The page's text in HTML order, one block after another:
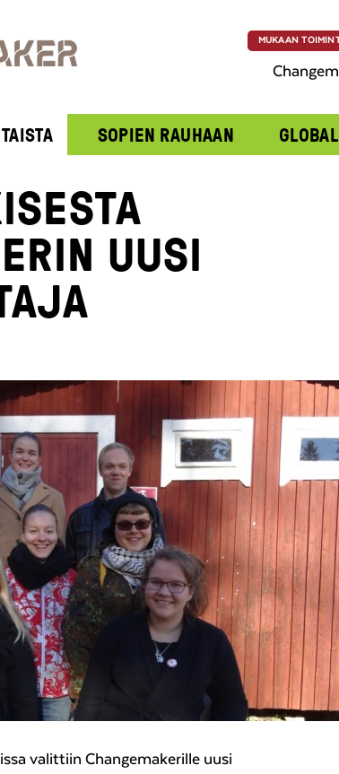
MUKAAN
SOPIEN RAUHAAN
UUSI
valittiin Changemakerille uusi